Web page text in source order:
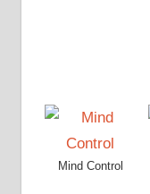
Mind Control